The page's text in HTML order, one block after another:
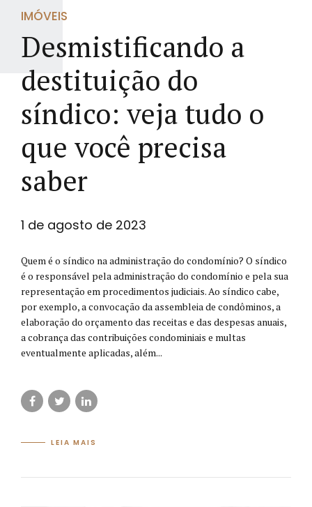
IMÓVEIS
Desmistificando a
destituição do
síndico: veja tudo o
que você precisa
saber
1 de agosto de 2023
Quem é o síndico na administração do condomínio? O síndico
é o responsável pela administração do condomínio e pela sua
representação em procedimentos judiciais. Ao síndico cabe,
por exemplo, a convocação da assembleia de condôminos, a
elaboração do orçamento das receitas e das despesas anuais,
a cobrança das contribuições condominiais e multas
eventualmente aplicadas, além...
LEIA MAIS